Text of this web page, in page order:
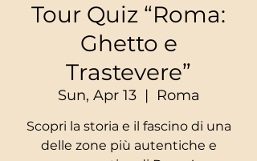
Tour Quiz “Roma:
Ghetto e
Trastevere”
Sun, Apr 13
  |
Roma
Scopri la storia e il fascino di una
delle zone più autentiche e